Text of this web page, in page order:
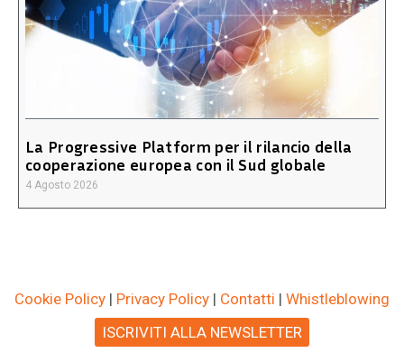
La Progressive Platform per il rilancio della
cooperazione europea con il Sud globale
4 Agosto 2026
Cookie Policy | Privacy Policy | Contatti | Whistleblowing
ISCRIVITI ALLA NEWSLETTER